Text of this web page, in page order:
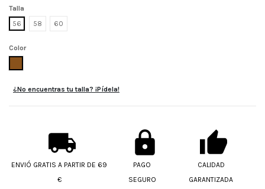
Talla
56
58 60
Color
¿No encuentras tu talla? ¡Pídela!
ENVIÓ GRATIS A PARTIR DE 69
€
PAGO
SEGURO
CALIDAD
GARANTIZADA